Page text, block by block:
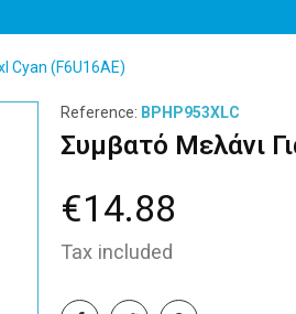
Cyan (F6U16AE)
Reference: BPHP953XLC
Συμβατό Μελάνι
€14.88
Tax included